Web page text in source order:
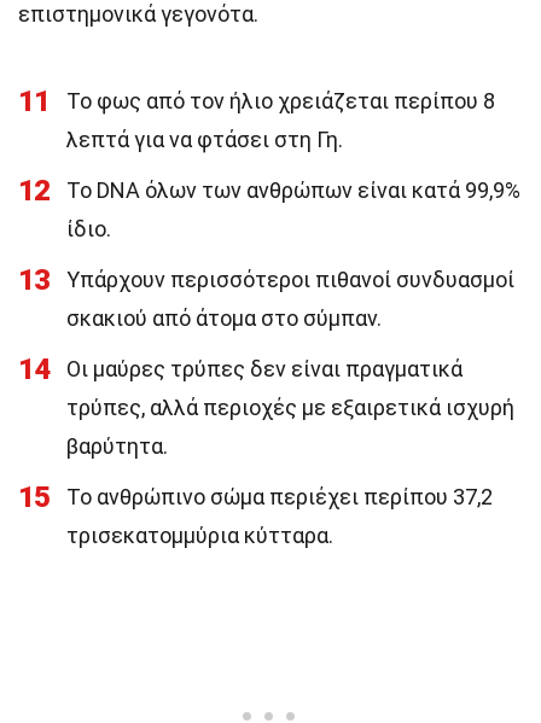
επιστημονικά γεγονότα.
11
Το φως από τον ήλιο χρειάζεται περίπου 8
λεπτά για να φτάσει στη Γη.
12
Το DNA όλων των ανθρώπων είναι κατά 99,9%
ίδιο.
13
Υπάρχουν περισσότεροι πιθανοί συνδυασμοί
σκακιού από άτομα στο σύμπαν.
14
Οι μαύρες τρύπες δεν είναι πραγματικά
τρύπες, αλλά περιοχές με εξαιρετικά ισχυρή
βαρύτητα.
15
Το ανθρώπινο σώμα περιέχει περίπου 37,2
τρισεκατομμύρια κύτταρα.